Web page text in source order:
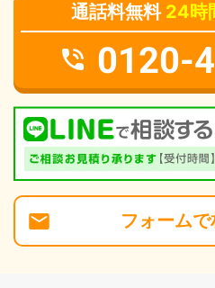
通話料無料 24時
0120-
フォームで